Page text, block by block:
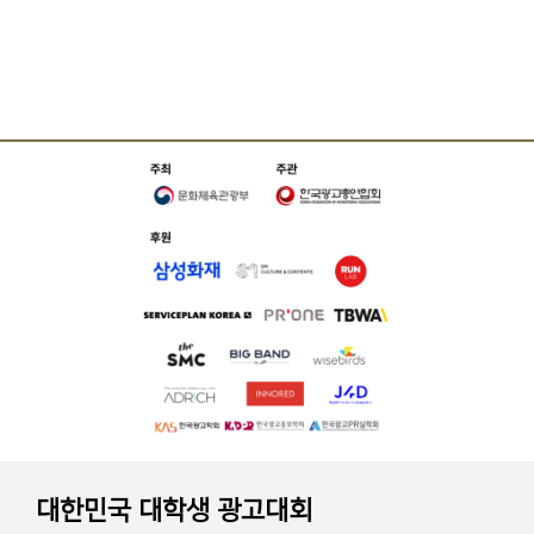
대한민국 대학생 광고대회